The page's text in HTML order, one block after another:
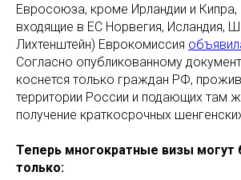
Евросоюза, кроме Ирландии и Кипра,
входящие в ЕС Норвегия, Исландия,
Лихтенштейн) Еврокомиссия
Согласно опубликованному
коснется только граждан РФ,
территории России и подающих там
получение краткосрочных
Теперь многократные визы
только: